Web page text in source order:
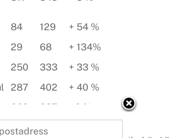
84 129
+ 54 %
29 68
+ 134%
250 333
+ 33 %
287 402
+ 40 %
863 837
– 3 %
för Sveriges